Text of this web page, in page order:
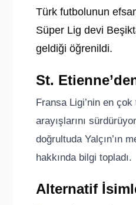
Türk futbolunun
Süper Lig devi
geldiği öğrenildi.
St.
Fransa Ligi’nin en
arayışlarını
doğrultuda Yalçın’ın
hakkında bilgi topladı.
Alternatif